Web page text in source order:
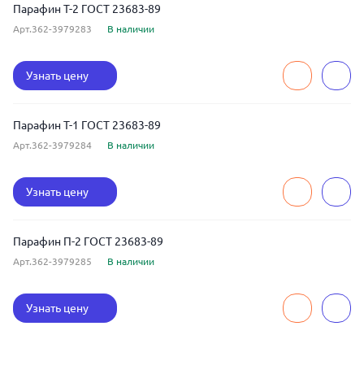
Парафин Т-2 ГОСТ 23683-89
Арт.362-3979283 В наличии
Узнать цену
Парафин Т-1 ГОСТ 23683-89
Арт.362-3979284 В наличии
Узнать цену
Парафин П-2 ГОСТ 23683-89
Арт.362-3979285 В наличии
Узнать цену